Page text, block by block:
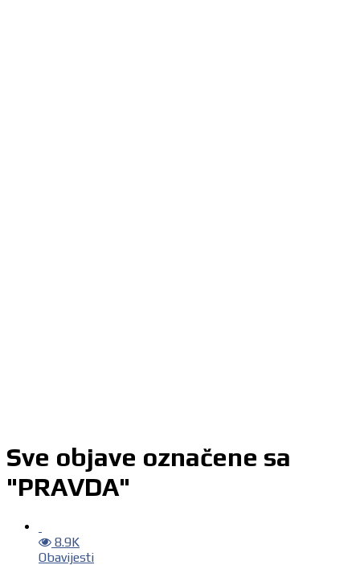
Sve objave označene sa
"PRAVDA"
8.9K
Obavijesti